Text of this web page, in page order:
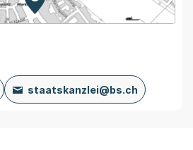
Zur Karte von MapBS.
Externer Link, wird in einem
staatskanzlei@bs.ch